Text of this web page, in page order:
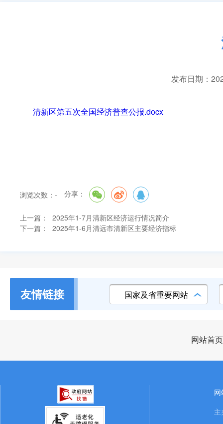
发布日期：
清新区第五次全国经济普查公报.docx
浏览次数： - 分享：
上一篇：
2025年1-7月清新区经济运行情况简介
下一篇：
2025年1-6月清远市清新区主要经济指标
友情链接 国家及省重要网站
网站首页